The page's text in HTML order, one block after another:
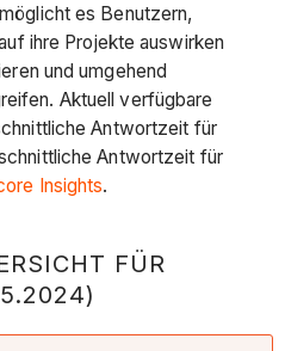
es Benutzern,
ihre Projekte auswirken
und umgehend
Aktuell verfügbare
Antwortzeit für
Antwortzeit für
Insights.
FÜR